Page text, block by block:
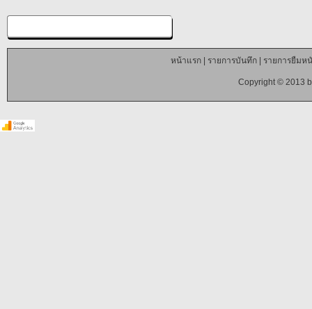
หน้าแรก| รายการบันทึก| รายการยืมห
Copyright © 2013